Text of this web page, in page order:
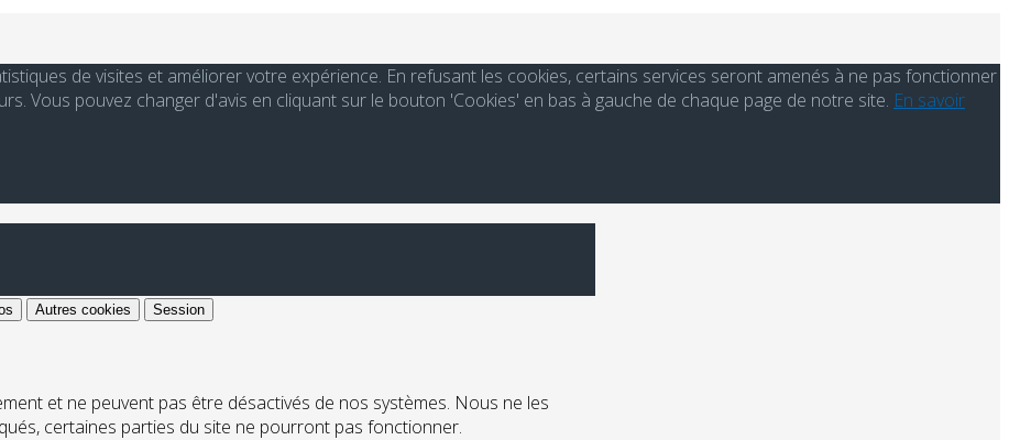
de visites et améliorer votre expérience. En refusant les cookies, certains services seront amenés à ne pas fonctionner
Vous pouvez changer d'avis en cliquant sur le bouton 'Cookies' en bas à gauche de chaque page de notre site. En savoir
Autres cookies Session
et ne peuvent pas être désactivés de nos systèmes. Nous ne les
certaines parties du site ne pourront pas fonctionner.